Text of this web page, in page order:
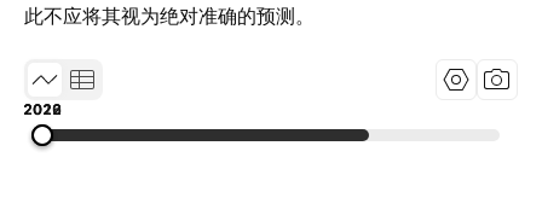
此不应将其视为绝对准确的预测。
2019
2022
2026